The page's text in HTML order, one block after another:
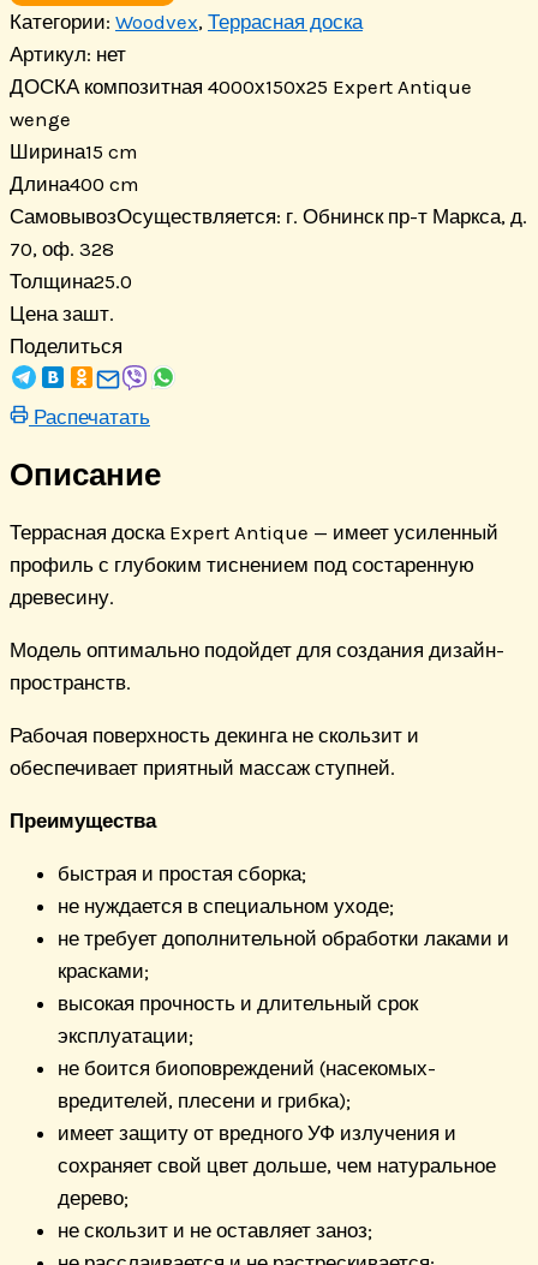
Категории: Woodvex, Террасная доска
Артикул: нет
ДОСКА композитная 4000х150х25 Expert Antique
wenge
Ширина15 cm
Длина400 cm
СамовывозОсуществляется: г. Обнинск пр-т Маркса, д.
70, оф. 328
Толщина25.0
Цена зашт.
Поделиться
Распечатать
Описание
Террасная доска Expert Antique — имеет усиленный
профиль с глубоким тиснением под состаренную
древесину.
Модель оптимально подойдет для создания дизайн-
пространств.
Рабочая поверхность декинга не скользит и
обеспечивает приятный массаж ступней.
Преимущества
быстрая и простая сборка;
не нуждается в специальном уходе;
не требует дополнительной обработки лаками и
красками;
высокая прочность и длительный срок
эксплуатации;
не боится биоповреждений (насекомых-
вредителей, плесени и грибка);
имеет защиту от вредного УФ излучения и
сохраняет свой цвет дольше, чем натуральное
дерево;
не скользит и не оставляет заноз;